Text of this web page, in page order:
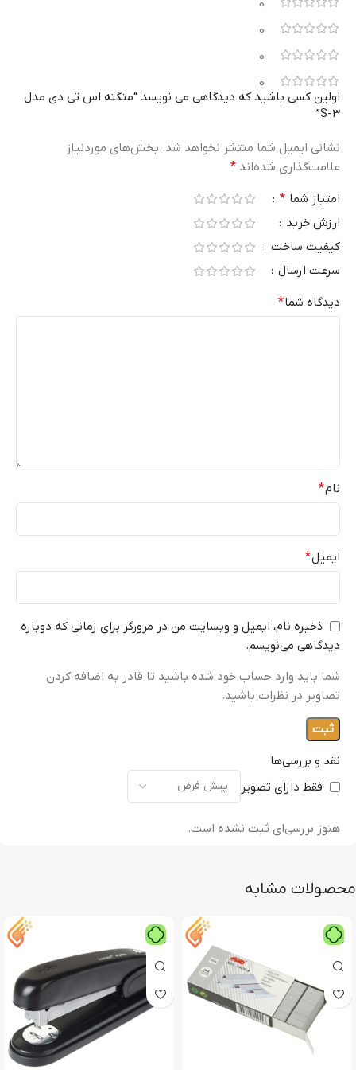
0
0
0
0
نقد و بررسی‌ها
فقط دارای تصویر
هنوز بررسی‌ای ثبت نشده است.
اولین کسی باشید که دیدگاهی می نویسد “منگنه اس تی دی مدل
S-3”
نشانی ایمیل شما منتشر نخواهد شد. بخش‌های موردنیاز
علامت‌گذاری شده‌اند *
امتیاز شما *
ارزش خرید
کیفیت ساخت
سرعت ارسال
دیدگاه شما*
نام*
ایمیل*
ذخیره نام، ایمیل و وبسایت من در مرورگر برای زمانی که دوباره
دیدگاهی می‌نویسم.
شما باید وارد حساب خود شده باشید تا قادر به اضافه کردن
تصاویر در نظرات باشید.
محصولات مشابه